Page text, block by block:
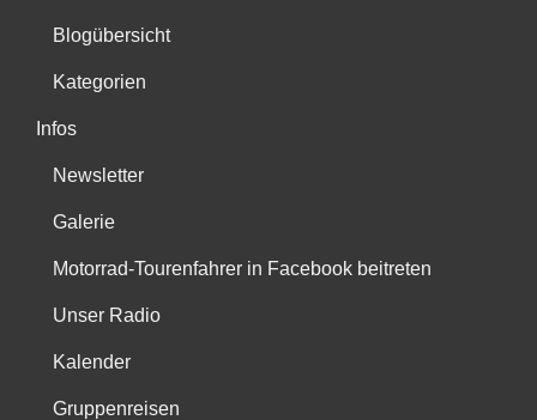
Blogübersicht
Kategorien
Infos
Newsletter
Galerie
Motorrad-Tourenfahrer in Facebook beitreten
Unser Radio
Kalender
Gruppenreisen